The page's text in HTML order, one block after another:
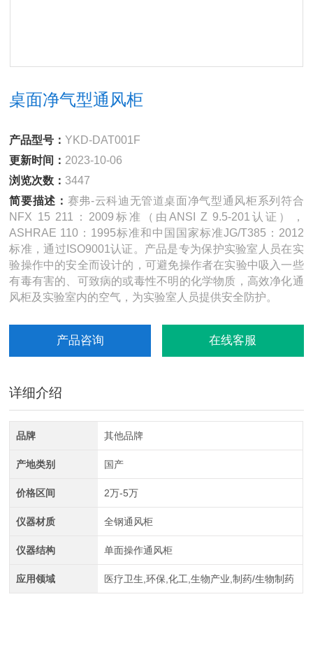
桌面净气型通风柜
产品型号：YKD-DAT001F
更新时间： 2023-10-06
浏览次数：3447
简要描述： 赛弗-云科迪无管道桌面净气型通风柜系列符合
NFX 15 211：2009标准（由ANSI Z 9.5-201认证），
ASHRAE 110：1995标准和中国国家标准JG/T385：2012
标准，通过ISO9001认证。产品是专为保护实验室人员在实
验操作中的安全而设计的，可避免操作者在实验中吸入一些
有毒有害的、可致病的或毒性不明的化学物质，高效净化通
风柜及实验室内的空气，为实验室人员提供安全防护。
产品咨询 在线客服
详细介绍
品牌 其他品牌
产地类别 国产
价格区间 2万-5万
仪器材质 全钢通风柜
仪器结构 单面操作通风柜
应用领域 医疗卫生,环保,化工,生物产业,制药/生物制药